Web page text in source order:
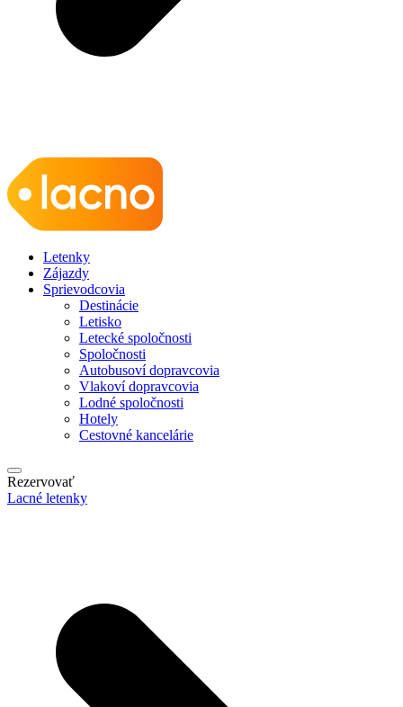
Letenky
Zájazdy
Sprievodcovia
Destinácie
Letisko
Letecké spoločnosti
Spoločnosti
Autobusoví dopravcovia
Vlakoví dopravcovia
Lodné spoločnosti
Hotely
Cestovné kancelárie
Rezervovať
Lacné letenky